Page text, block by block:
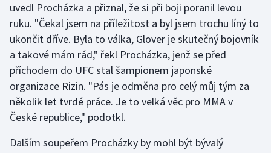
uvedl Procházka a přiznal, že si při boji poranil levou
ruku. "Čekal jsem na příležitost a byl jsem trochu líný to
ukončit dříve. Byla to válka, Glover je skutečný bojovník
a takové mám rád," řekl Procházka, jenž se před
příchodem do UFC stal šampionem japonské
organizace Rizin. "Pás je odměna pro celý můj tým za
několik let tvrdé práce. Je to velká věc pro MMA v
České republice," podotkl.
Dalším soupeřem Procházky by mohl být bývalý